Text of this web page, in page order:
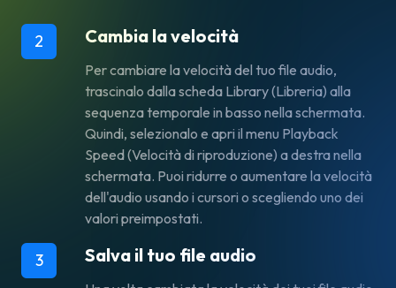
2 Cambia la velocità
Per cambiare la velocità del tuo file audio,
trascinalo dalla scheda Library(Libreria) alla
sequenza temporale in basso nella schermata.
Quindi, selezionalo e apri il menu Playback
Speed(Velocità di riproduzione) a destra nella
schermata. Puoi ridurre o aumentare la velocità
dell'audio usando i cursori o scegliendo uno dei
valori preimpostati.
3 Salva il tuo file audio